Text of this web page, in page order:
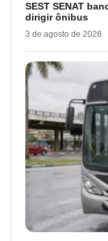
SEST SENAT
dirigir ônibus
3 de agosto de 2026